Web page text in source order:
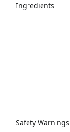
Ingredients
Safety Warnings